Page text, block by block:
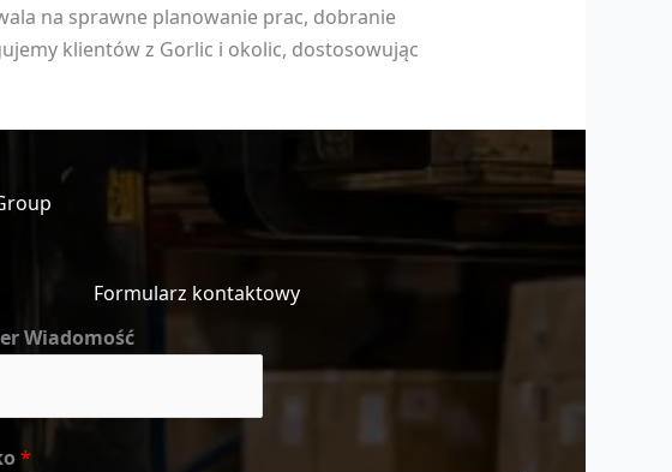
na sprawne planowanie prac, dobranie
klientów z Gorlic i okolic, dostosowując
Formularz kontaktowy
Wiadomość
*